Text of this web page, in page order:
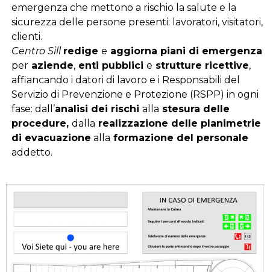
emergenza che mettono a rischio la salute e la
sicurezza delle persone presenti: lavoratori, visitatori,
clienti.
Centro Sill redige e aggiorna piani di emergenza
per aziende, enti pubblici e strutture ricettive,
affiancando i datori di lavoro e i Responsabili del
Servizio di Prevenzione e Protezione (RSPP) in ogni
fase: dall’analisi dei rischi alla stesura delle
procedure, dalla realizzazione delle planimetrie
di evacuazione alla formazione del personale
addetto.